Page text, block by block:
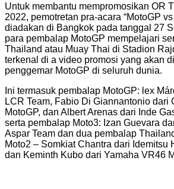
Untuk membantu mempromosikan OR
2022, pemotretan pra-acara “MotoGP
diadakan di Bangkok pada tanggal 27
para pembalap MotoGP mempelajari
Thailand atau Muay Thai di Stadion
terkenal di a video promosi yang akan
penggemar MotoGP di seluruh dunia.
Ini termasuk pembalap MotoGP: lex
LCR Team, Fabio Di Giannantonio dari
MotoGP, dan Albert Arenas dari Inde
serta pembalap Moto3: Izan Guevara
Aspar Team dan dua pembalap
Moto2 – Somkiat Chantra dari Idemitsu
dan Keminth Kubo dari Yamaha VR46